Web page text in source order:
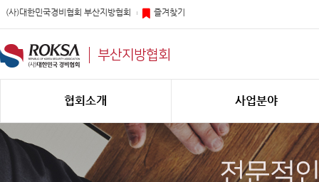
(사)대한민국경비협회 부산지방협회 즐겨찾기
부산지방협회
협회소개 사업분야